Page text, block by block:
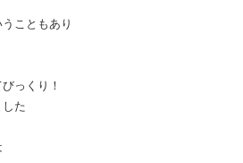
こともあり
っくり！
た